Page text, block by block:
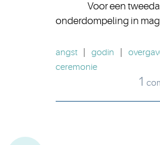
Voor een
onderdompeling in
angst godin
ceremonie
1